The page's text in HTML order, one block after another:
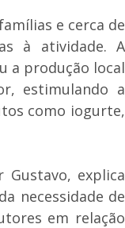
e cerca de
à atividade. A
a produção local
estimulando a
como iogurte,
explica
necessidade de
em relação